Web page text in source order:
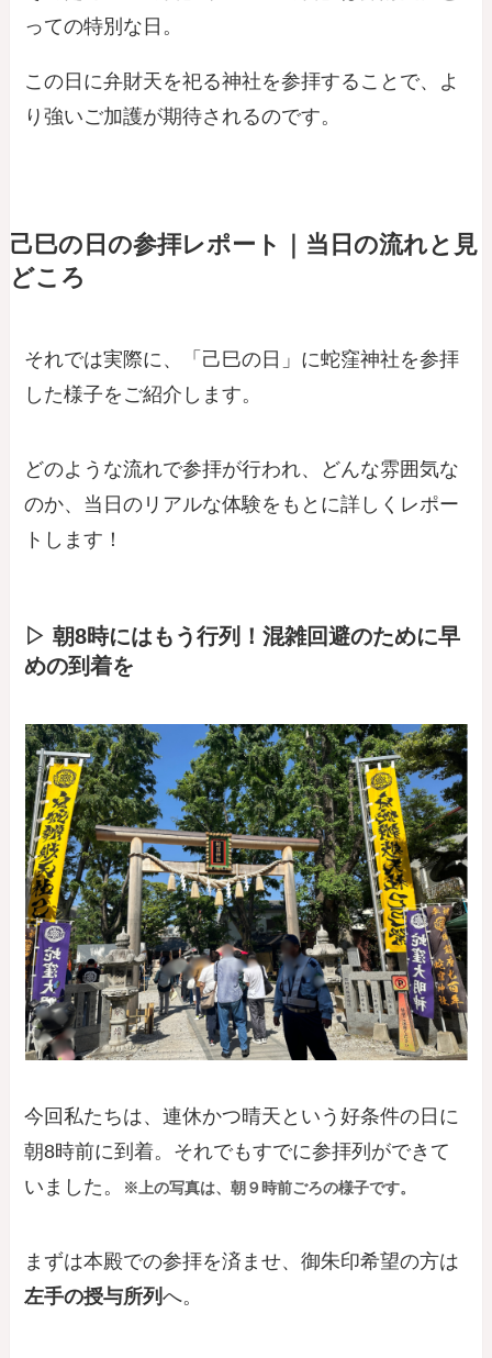
っての特別な日。
この日に弁財天を祀る神社を参拝することで、よ
り強いご加護が期待されるのです。
己巳の日の参拝レポート｜当日の流れと見
どころ
それでは実際に、「己巳の日」に蛇窪神社を参拝
した様子をご紹介します。
どのような流れで参拝が行われ、どんな雰囲気な
のか、当日のリアルな体験をもとに詳しくレポー
トします！
▷ 朝8時にはもう行列！混雑回避のために早
めの到着を
今回私たちは、連休かつ晴天という好条件の日に
朝8時前に到着。それでもすでに参拝列ができて
いました。
※上の写真は、朝９時前ごろの様子です。
まずは本殿での参拝を済ませ、御朱印希望の方は
左手の授与所列へ。